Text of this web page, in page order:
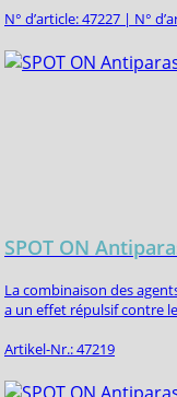
N° d’article: 47227 | N°
SPOT ON
La combinaison des
a un effet répulsif contre
Artikel-Nr.: 47219